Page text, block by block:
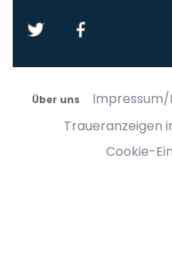
Über uns
Traueranzeigen
Cookie-